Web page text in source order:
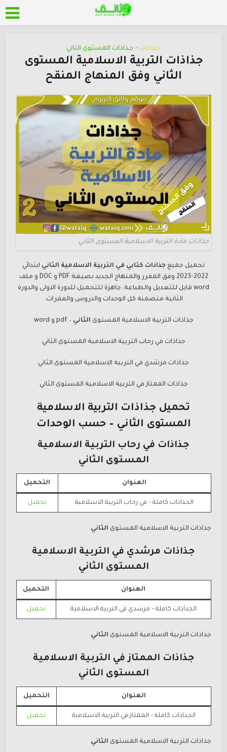
جـذاذات • جـذاذات المستوى الثاني
جذاذات التربية الاسلامية المستوى
الثاني وفق المنهاج المنقح
جذاذات مادة التربية الاسلامية المستوى الثاني
تحميل جميع جذاذات كتابي في التربية الاسلامية الثاني ابتدائي
2022-2023 وفق المقرر والمنهاج الجديد بصيغة PDF و DOC و ملف
word قابل للتعديل والطباعة, جاهزة للتحميل للدورة الاولى والدورة
الثانية متضمنة كل الوحدات والدروس والفقرات.
جذاذات التربية الاسلامية المستوى الثاني – pdf و word
جذاذات في رحاب التربية الاسلامية المستوى الثاني
جذاذات مرشدي في التربية الاسلامية المستوى الثاني
جذاذات الممتاز في التربية الاسلامية المستوى الثاني
تحميل جذاذات التربية الاسلامية
المستوى الثاني – حسب الوحدات
جذاذات في رحاب التربية الاسلامية
المستوى الثاني
العنوان التحميل
الجذاذات كاملة – في رحاب التربية الاسلامية تحميل
جذاذات التربية الاسلامية المستوى الثاني
جذاذات مرشدي في التربية الاسلامية
المستوى الثاني
العنوان التحميل
الجذاذات كاملة – مرشدي في التربية الاسلامية تحميل
جذاذات التربية الاسلامية المستوى الثاني
جذاذات الممتاز في التربية الاسلامية
المستوى الثاني
العنوان التحميل
الجذاذات كاملة – الممتاز في التربية الاسلامية تحميل
جذاذات التربية الاسلامية المستوى الثاني